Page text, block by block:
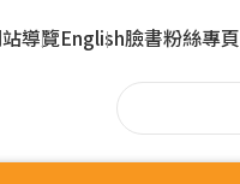
導覽English臉書粉絲專頁